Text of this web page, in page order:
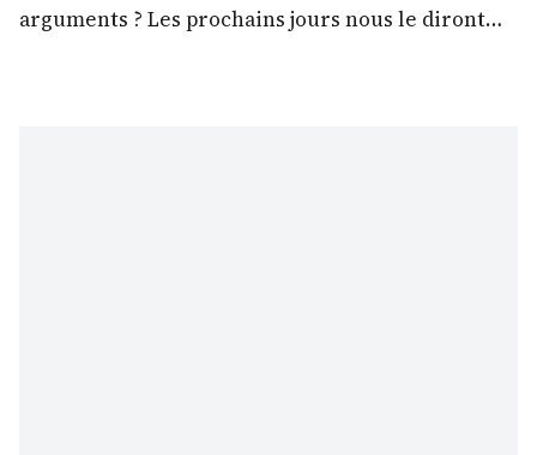
arguments ? Les prochains jours nous le diront…